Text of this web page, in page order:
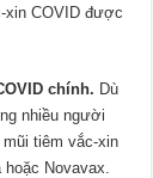
xin COVID được
chính. Dù
nhiều người
tiêm vắc-xin
Novavax.